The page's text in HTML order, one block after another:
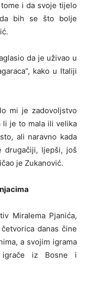
i da svoje tijelo
bih se što bolje
da je uživao u
kako u Italiji
mi je zadovoljstvo
li je to mala ili velika
ali naravno kada
drugačiji, ljepši, još
je Zukanović.
Miralema Pjanića,
danas čine
a svojim igrama
igrače iz Bosne i